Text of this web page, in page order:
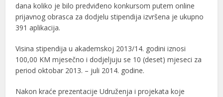
dana koliko je bilo predviđeno konkursom putem online
prijavnog obrasca za dodjelu stipendija izvršena je ukupno
391 aplikacija.
Visina stipendija u akademskoj 2013/14. godini iznosi
100,00 KM mjesečno i dodjeljuju se 10 (deset) mjeseci za
period oktobar 2013. – juli 2014. godine.
Nakon kraće prezentacije Udruženja i projekata koje